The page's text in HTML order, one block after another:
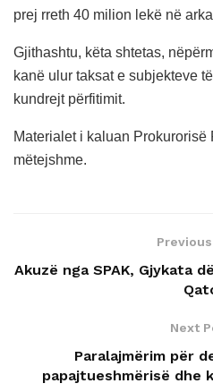
prej rreth 40 milion lekë në
Gjithashtu, këta shtetas,
kanë ulur taksat e subjekteve
kundrejt përfitimit.
Materialet i kaluan Prokurorisë
mëtejshme.
Akuzë nga SPAK, Gjykata
Next
Paralajmërim për
papajtueshmërisë